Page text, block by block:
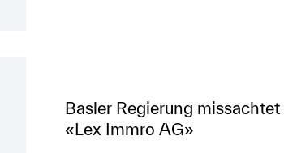
Basler Regierung
«Lex Immro AG»